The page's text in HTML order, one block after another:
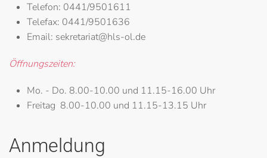
Telefon: 0441/9501611
Telefax: 0441/9501636
Email: sekretariat@hls-ol.de
Öffnungszeiten:
Mo. - Do. 8.00-10.00 und 11.15-16.00 Uhr
Freitag 8.00-10.00 und 11.15-13.15 Uhr
Anmeldung